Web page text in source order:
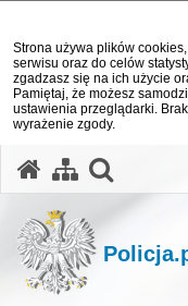
Strona używa plików
serwisu oraz do celów
zgadzasz się na ich użycie
Pamiętaj, że możesz
ustawienia przeglądarki.
wyrażenie zgody.